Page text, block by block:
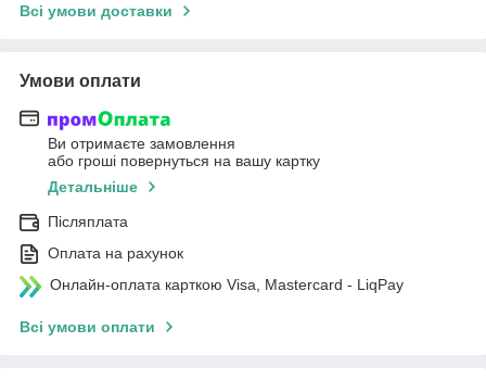
Всі умови доставки
Умови оплати
Ви отримаєте замовлення
або гроші повернуться на вашу картку
Детальніше
Післяплата
Оплата на рахунок
Онлайн-оплата карткою Visa, Mastercard - LiqPay
Всі умови оплати